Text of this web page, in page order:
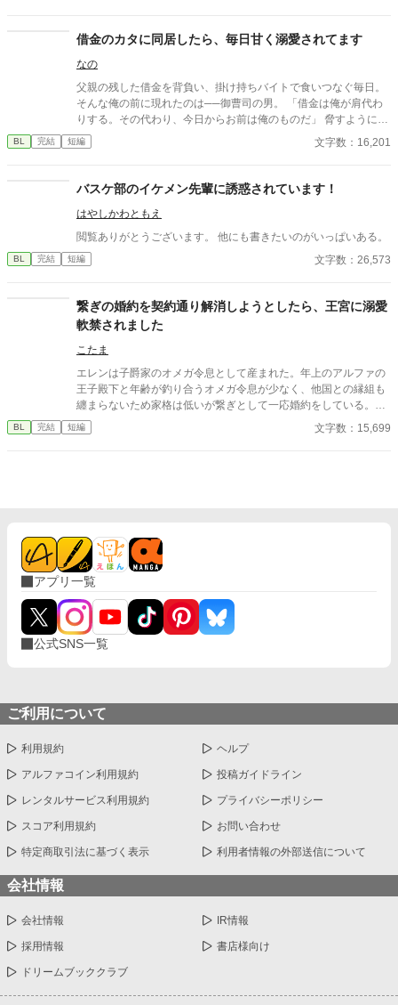
借金のカタに同居したら、毎日甘く溺愛されてます
なの
父親の残した借金を背負い、掛け持ちバイトで食いつなぐ毎日。
そんな俺の前に現れたのは──御曹司の男。 「借金は俺が肩代わ
りする。その代わり、今日からお前は俺のものだ」 脅すように言
ってきたくせに、実際はやたらと優しいし、甘すぎる……！ 高級
スイーツを買ってきたり、風邪をひけば看病してくれたり、これ
は、いつしか恋へと変わっていく──。 冷酷な御曹司 × 借金持ち
庶民の同居生活は、溺愛だらけで逃げ場なし!? 短編小説です。サ
クッと読んでいただけると嬉しいです。
BL 完結 短編 文字数：16,201
バスケ部のイケメン先輩に誘惑されています！
はやしかわともえ
閲覧ありがとうございます。 他にも書きたいのがいっぱいある。
BL 完結 短編 文字数：26,573
繋ぎの婚約を契約通り解消しようとしたら、王宮に溺愛
軟禁されました
こたま
エレンは子爵家のオメガ令息として産まれた。年上のアルファの
王子殿下と年齢が釣り合うオメガ令息が少なく、他国との縁組も
纏まらないため家格は低いが繋ぎとして一応婚約をしている。王
子のことは兄のように慕っており、初恋の人ではあるけれど、契
約終了時期か王子に想い人が現れた時には解消されるものと考え
BL 完結 短編 文字数：15,699
アプリ一覧
公式SNS一覧
ご利用について
利用規約 ヘルプ
アルファコイン利用規約 投稿ガイドライン
レンタルサービス利用規約 プライバシーポリシー
スコア利用規約 お問い合わせ
特定商取引法に基づく表示 利用者情報の外部送信について
会社情報
会社情報 IR情報
採用情報 書店様向け
ドリームブッククラブ